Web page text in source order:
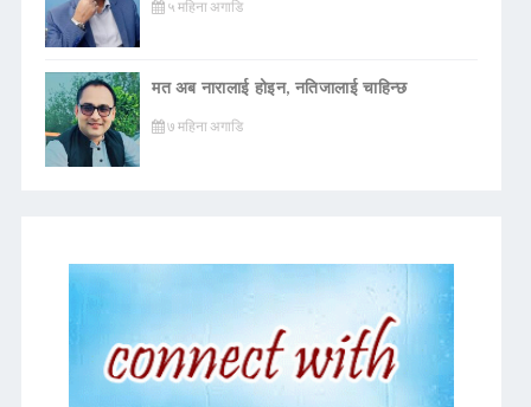
५ महिना अगाडि
मत अब नारालाई होइन, नतिजालाई चाहिन्छ
७ महिना अगाडि